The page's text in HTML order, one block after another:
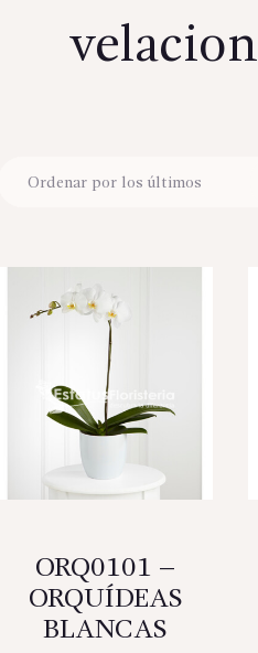
velacion
ORQ0101 –
ORQUÍDEAS
BLANCAS